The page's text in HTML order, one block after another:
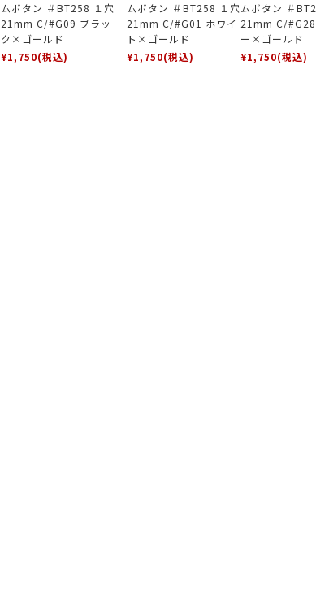
ムボタン ＃BT258 １穴
21mm C/#G09 ブラッ
ク×ゴールド
¥1,750(税込)
ムボタン ＃BT258 １穴
21mm C/#G01 ホワイ
ト×ゴールド
¥1,750(税込)
ムボタン ＃
21mm C/#G28
ー×ゴールド
¥1,750(税込)